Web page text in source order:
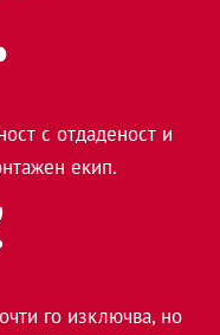
с отдаденост и
екип.
го изключва, но